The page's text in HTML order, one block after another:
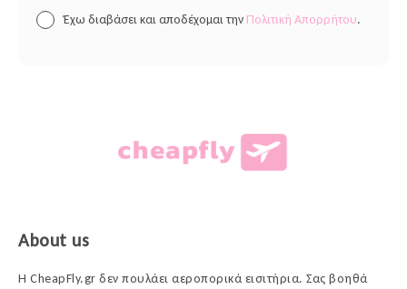
Έχω διαβάσει και αποδέχομαι την Πολιτική Απορρήτου.
About us
Η CheapFly.gr δεν πουλάει αεροπορικά εισιτήρια. Σας βοηθά